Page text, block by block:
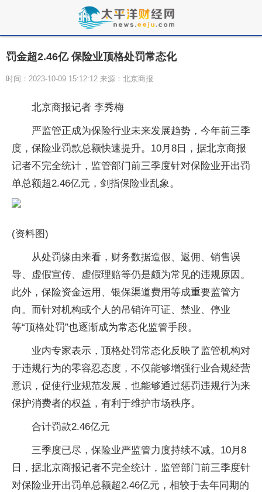
罚金超2.46亿 保险业顶格处罚常态化
时间：2023-10-09 15:12:12 来源：北京商报
北京商报记者 李秀梅
严监管正成为保险行业未来发展趋势，今年前三季
度，保险业罚款总额快速提升。10月8日，据北京商报
记者不完全统计，监管部门前三季度针对保险业开出罚
单总额超2.46亿元，剑指保险业乱象。
(资料图)
从处罚缘由来看，财务数据造假、返佣、销售误
导、虚假宣传、虚假理赔等仍是颇为常见的违规原因。
此外，保险资金运用、银保渠道费用等成重要监管方
向。而针对机构或个人的吊销许可证、禁业、停业
等“顶格处罚”也逐渐成为常态化监管手段。
业内专家表示，顶格处罚常态化反映了监管机构对
于违规行为的零容忍态度，不仅能够增强行业合规经营
意识，促使行业规范发展，也能够通过惩罚违规行为来
保护消费者的权益，有利于维护市场秩序。
合计罚款2.46亿元
三季度已尽，保险业严监管力度持续不减。10月8
日，据北京商报记者不完全统计，监管部门前三季度针
对保险业开出罚单总额超2.46亿元，相较于去年同期的